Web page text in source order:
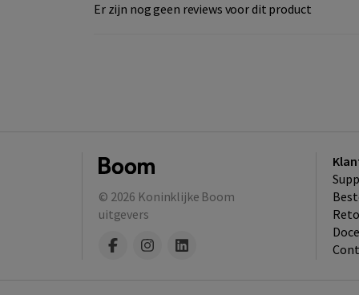
Er zijn nog geen reviews voor dit product
© 2026 Koninklijke Boom
uitgevers